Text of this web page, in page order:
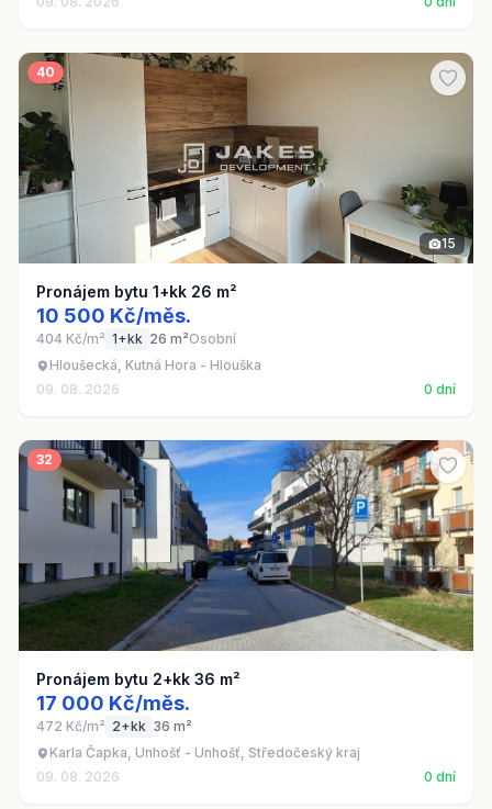
40
15
Pronájem bytu 1+kk 26 m²
10 500 Kč/měs.
404 Kč/m² 1+kk 26 m²Osobní
Hloušecká, Kutná Hora - Hlouška
09. 08. 2026
0 dní
32
Pronájem bytu 2+kk 36 m²
17 000 Kč/měs.
472 Kč/m² 2+kk 36 m²
Karla Čapka, Unhošť - Unhošť, Středočeský kraj
09. 08. 2026
0 dní